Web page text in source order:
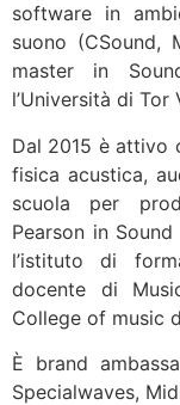
software in
suono (CSound,
master in
l’Università di Tor
Dal 2015 è attivo
fisica acustica,
scuola per
Pearson in
l’istituto di
docente di
College of music
È brand
Specialwaves,